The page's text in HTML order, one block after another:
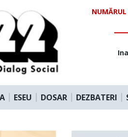
NUMĂRUL
ESEU DOSAR DEZBATERI